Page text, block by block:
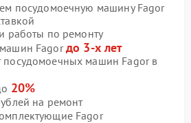
посудомоечную машину Fagor
работы по ремонту
Fagorдо 3-х лет
машин Fagor в
20%
на ремонт
Fagor